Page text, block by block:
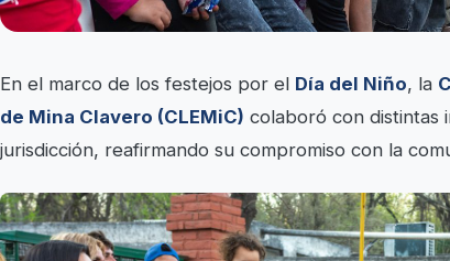
En el marco de los festejos por el Día del Niño, la
de Mina Clavero (CLEMiC) colaboró con distintas
jurisdicción, reafirmando su compromiso con la